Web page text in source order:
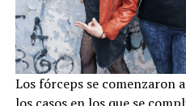
Los fórceps se comenzaron